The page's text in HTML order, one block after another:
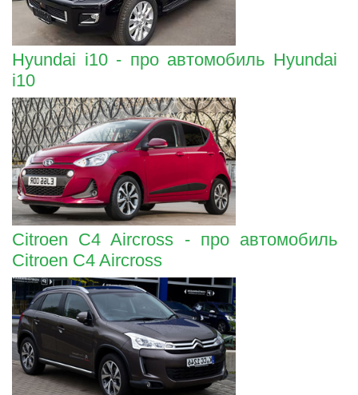
Hyundai i10 - про автомобиль Hyundai
i10
Citroen C4 Aircross - про автомобиль
Citroen C4 Aircross